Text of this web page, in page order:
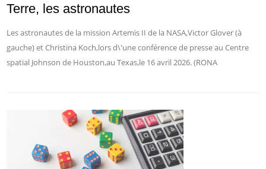
Terre, les astronautes
Les astronautes de la mission Artemis II de la NASA,Victor Glover (à
gauche) et Christina Koch,lors d\'une conférence de presse au Centre
spatial Johnson de Houston,au Texas,le 16 avril 2026. (RONA